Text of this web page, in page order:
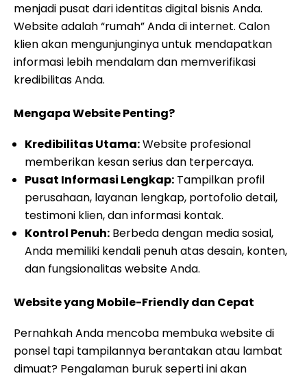
menjadi pusat dari identitas digital bisnis Anda.
Website adalah “rumah” Anda di internet. Calon
klien akan mengunjunginya untuk mendapatkan
informasi lebih mendalam dan memverifikasi
kredibilitas Anda.
Mengapa Website Penting?
Kredibilitas Utama:Website profesional
memberikan kesan serius dan terpercaya.
Pusat Informasi Lengkap: Tampilkan profil
perusahaan, layanan lengkap, portofolio detail,
testimoni klien, dan informasi kontak.
Kontrol Penuh: Berbeda dengan media sosial,
Anda memiliki kendali penuh atas desain, konten,
dan fungsionalitas website Anda.
Website yang Mobile-Friendly dan Cepat
Pernahkah Anda mencoba membuka website di
ponsel tapi tampilannya berantakan atau lambat
dimuat? Pengalaman buruk seperti ini akan